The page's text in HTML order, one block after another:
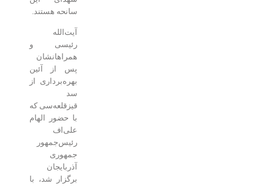
سانحه هستند.
رئیسی و
همراهانشان
پس از آئین
بهره‌برداری از
قیزقلعه‌سی که
با حضور الهام
رئیس‌جمهور
جمهوری
آذربایجان
برگزار شد، با